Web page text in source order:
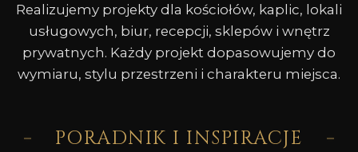
Realizujemy projekty dla kościołów, kaplic, lokali
usługowych, biur, recepcji, sklepów i wnętrz
prywatnych. Każdy projekt dopasowujemy do
wymiaru, stylu przestrzeni i charakteru miejsca.
PORADNIK I INSPIRACJE